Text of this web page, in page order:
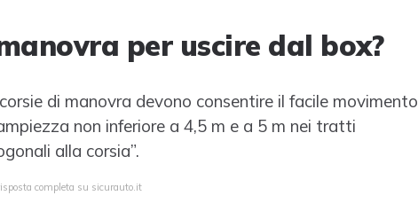
per uscire dal box?
di manovra devono consentire il facile movimento
non inferiore a 4,5 m e a 5 m nei tratti
alla corsia”.
completa su sicurauto.it